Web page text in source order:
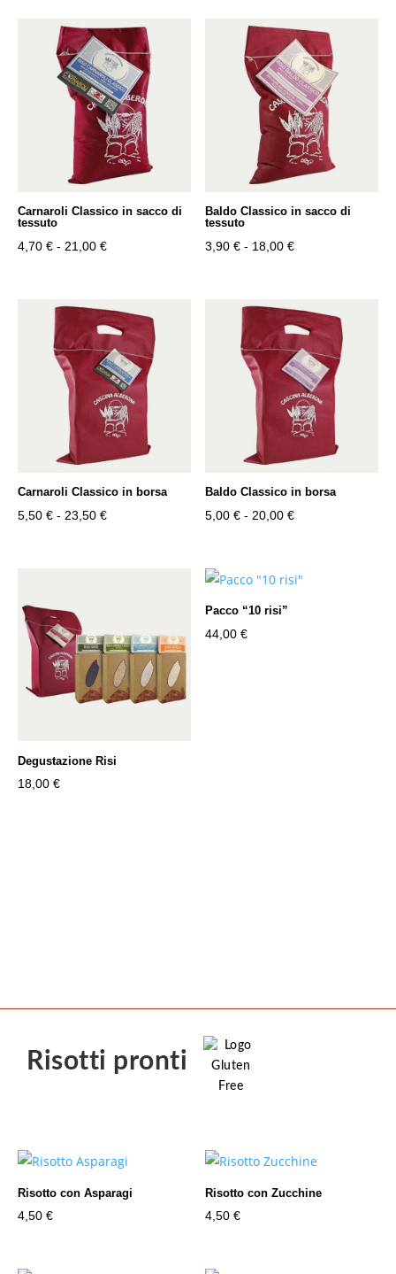
Carnaroli Classico in sacco di
tessuto
4,70 € - 21,00 €Fascia
da
4,70 €
a
21,00 €
Baldo Classico in sacco di
tessuto
3,90€ - 18,00€Fascia
da
3,90 €
a
18,00 €
Carnaroli Classico in borsa
5,50 € - 23,50 €Fascia
23,50 €
Baldo Classico in borsa
5,00€ - 20,00€Fascia
da
Degustazione Risi
18,00 €
Pacco “10 risi”
44,00€
Risotti pronti
Risotto con Asparagi
4,50 €
Risotto con Zucchine
4,50€